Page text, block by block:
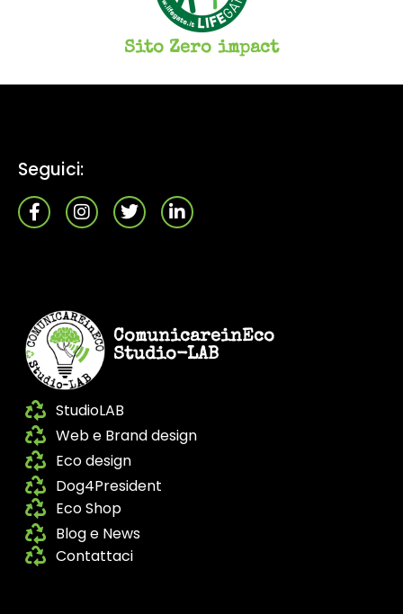
Sito Zero impact
Seguici:
ComunicareinEco
Studio-LAB
StudioLAB
Web e Brand design
Eco design
Dog4President
Eco Shop
Blog e News
Contattaci